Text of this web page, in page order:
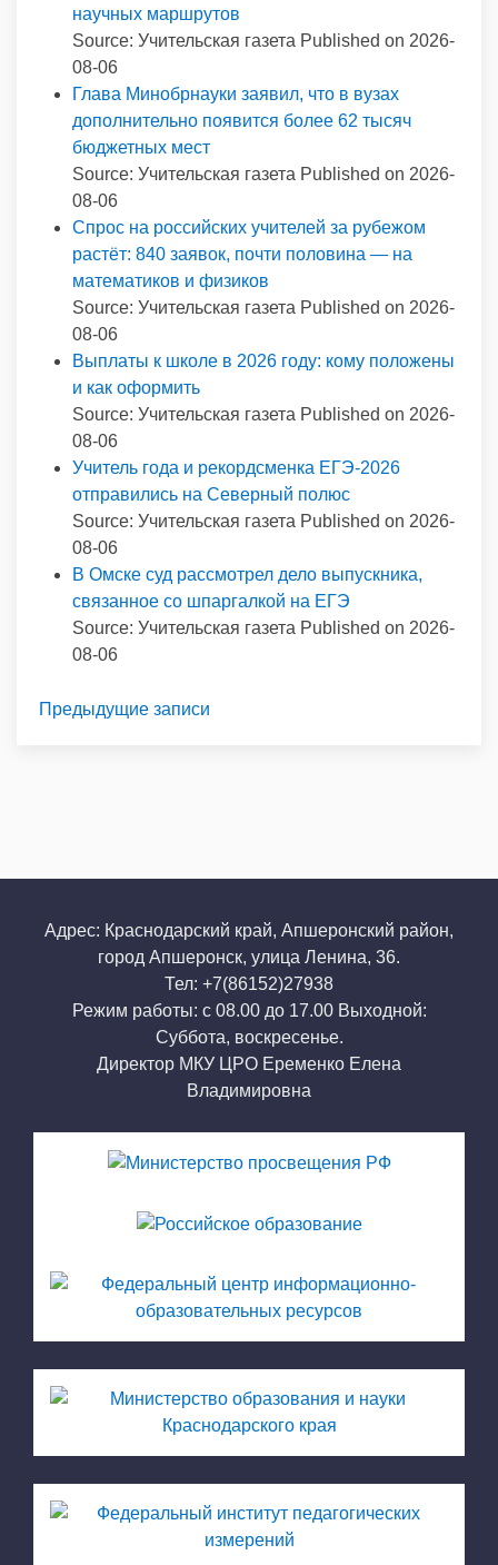
научных маршрутов
Source: Учительская газета Published on 2026-
08-06
Глава Минобрнауки заявил, что в вузах
дополнительно появится более 62 тысяч
бюджетных мест
Source: Учительская газета Published on 2026-
08-06
Спрос на российских учителей за рубежом
растёт: 840 заявок, почти половина — на
математиков и физиков
Source: Учительская газета Published on 2026-
08-06
Выплаты к школе в 2026 году: кому положены
и как оформить
Source: Учительская газета Published on 2026-
08-06
Учитель года и рекордсменка ЕГЭ-2026
отправились на Северный полюс
Source: Учительская газета Published on 2026-
08-06
В Омске суд рассмотрел дело выпускника,
связанное со шпаргалкой на ЕГЭ
Source: Учительская газета Published on 2026-
08-06
Предыдущие записи
Адрес: Краснодарский край, Апшеронский район,
город Апшеронск, улица Ленина, 36.
Тел: +7(86152)27938
Режим работы: с 08.00 до 17.00 Выходной:
Суббота, воскресенье.
Директор МКУ ЦРО Еременко Елена
Владимировна